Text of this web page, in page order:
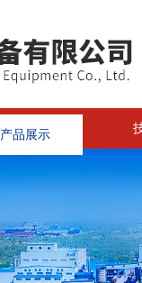
产品展示